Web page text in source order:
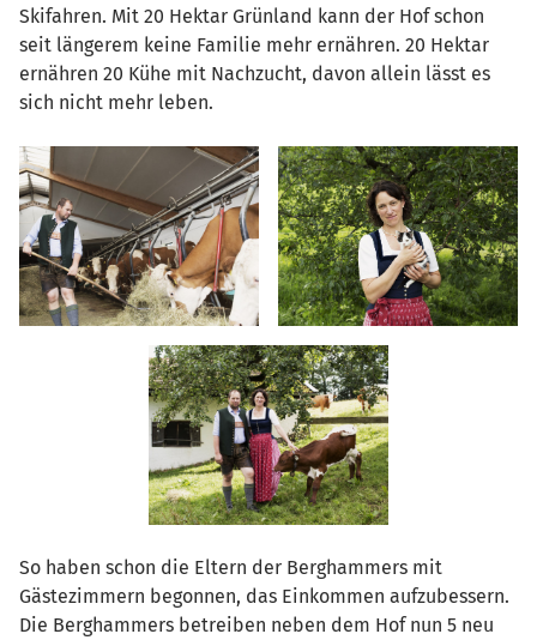
Skifahren. Mit 20 Hektar Grünland kann der Hof schon
seit längerem keine Familie mehr ernähren. 20 Hektar
ernähren 20 Kühe mit Nachzucht, davon allein lässt es
sich nicht mehr leben.
So haben schon die Eltern der Berghammers mit
Gästezimmern begonnen, das Einkommen aufzubessern.
Die Berghammers betreiben neben dem Hof nun 5 neu